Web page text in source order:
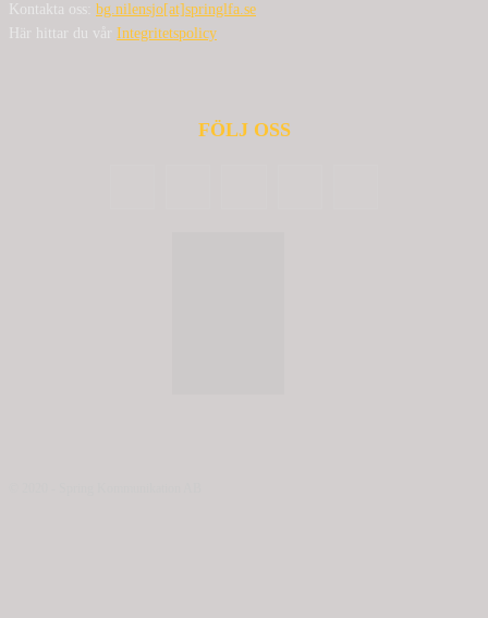
Kontakta oss: bg.nilensjo[at]springlfa.se
Här hittar du vår Integritetspolicy
FÖLJ OSS